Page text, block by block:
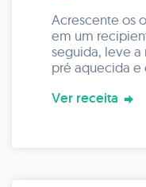
Acrescente os
em um
seguida, leve a
pré aquecida e
Leve o preparo
Ver receita